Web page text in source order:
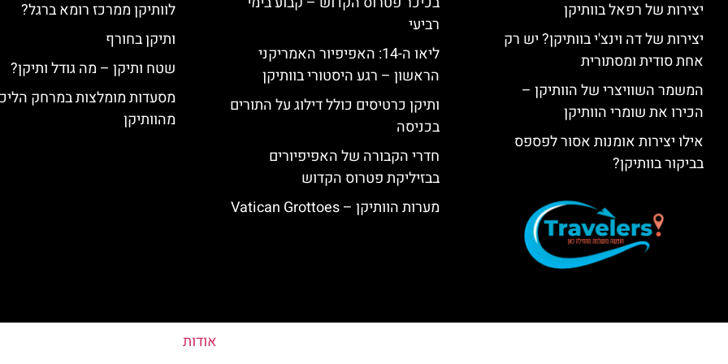
יצירות של רפאל בוותיקן
יצירות של דה וינצ'י בוותיקן? יש רק
אחת סודית ומסתורית
המשמר השוויצרי של הוותיקן –
הכירו את שומרי הוותיקן
אילו יצירות אומנות אסור לפספס
בביקור בוותיקן?
רביעי
ליאו ה-14: האפיפיור האמריקני
הראשון – רגע היסטורי בוותיקן
ותיקן כרטיסים כולל דילוג על התורים
בכניסה
חדרי הקבורה של האפיפיורים
בבזיליקת פטרוס הקדוש
מערות הוותיקן – Vatican Grottoes
לוותיקן ממרכז רומא ברגל?
ותיקן בחורף
שטח ותיקן – מה גודל ותיקן?
מסעדות מומלצות במרחק
מהוותיקן
אודות